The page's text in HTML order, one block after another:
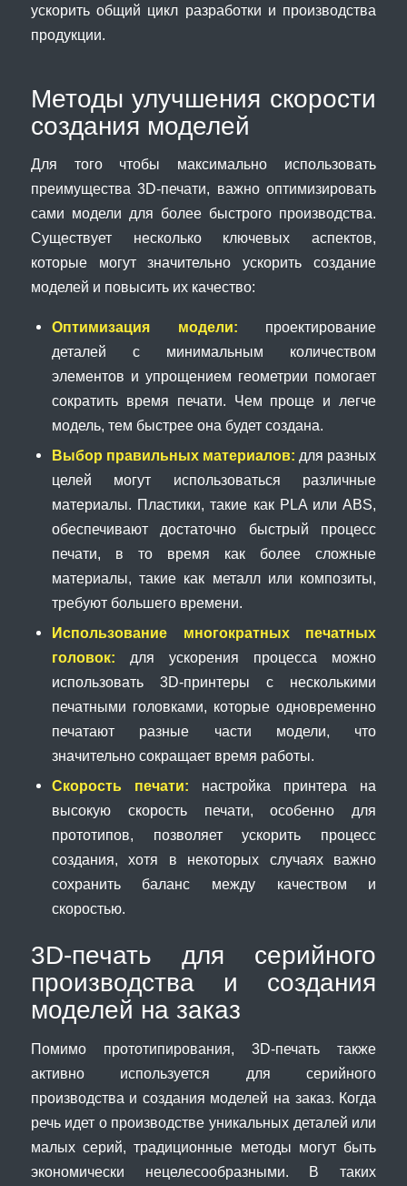
ускорить общий цикл разработки и производства
продукции.
Методы улучшения скорости
создания моделей
Для того чтобы максимально использовать
преимущества 3D-печати, важно оптимизировать
сами модели для более быстрого производства.
Существует несколько ключевых аспектов,
которые могут значительно ускорить создание
моделей и повысить их качество:
Оптимизация модели: проектирование
деталей с минимальным количеством
элементов и упрощением геометрии помогает
сократить время печати. Чем проще и легче
модель, тем быстрее она будет создана.
Выбор правильных материалов: для разных
целей могут использоваться различные
материалы. Пластики, такие как PLA или ABS,
обеспечивают достаточно быстрый процесс
печати, в то время как более сложные
материалы, такие как металл или композиты,
требуют большего времени.
Использование многократных печатных
головок: для ускорения процесса можно
использовать 3D-принтеры с несколькими
печатными головками, которые одновременно
печатают разные части модели, что
значительно сокращает время работы.
Скорость печати: настройка принтера на
высокую скорость печати, особенно для
прототипов, позволяет ускорить процесс
создания, хотя в некоторых случаях важно
сохранить баланс между качеством и
скоростью.
3D-печать для серийного
производства и создания
моделей на заказ
Помимо прототипирования, 3D-печать также
активно используется для серийного
производства и создания моделей на заказ. Когда
речь идет о производстве уникальных деталей или
малых серий, традиционные методы могут быть
экономически нецелесообразными. В таких